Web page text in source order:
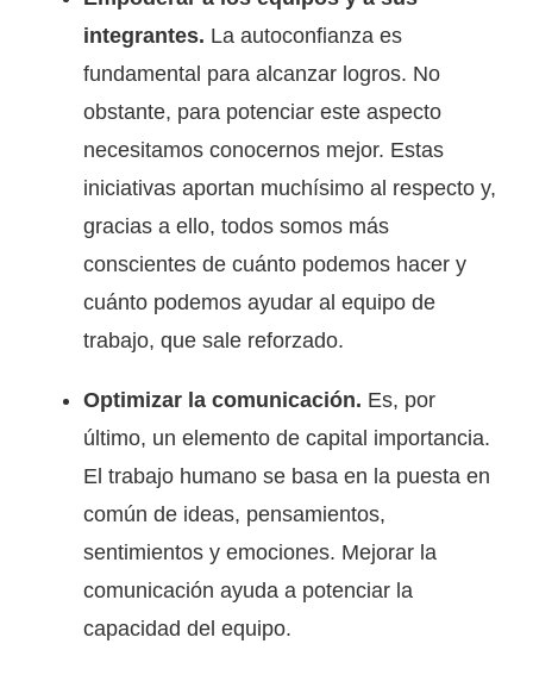
integrantes. La autoconfianza es
fundamental para alcanzar logros. No
obstante, para potenciar este aspecto
necesitamos conocernos mejor. Estas
iniciativas aportan muchísimo al respecto y,
gracias a ello, todos somos más
conscientes de cuánto podemos hacer y
cuánto podemos ayudar al equipo de
trabajo, que sale reforzado.
Optimizar la comunicación. Es, por
último, un elemento de capital importancia.
El trabajo humano se basa en la puesta en
común de ideas, pensamientos,
sentimientos y emociones. Mejorar la
comunicación ayuda a potenciar la
capacidad del equipo.